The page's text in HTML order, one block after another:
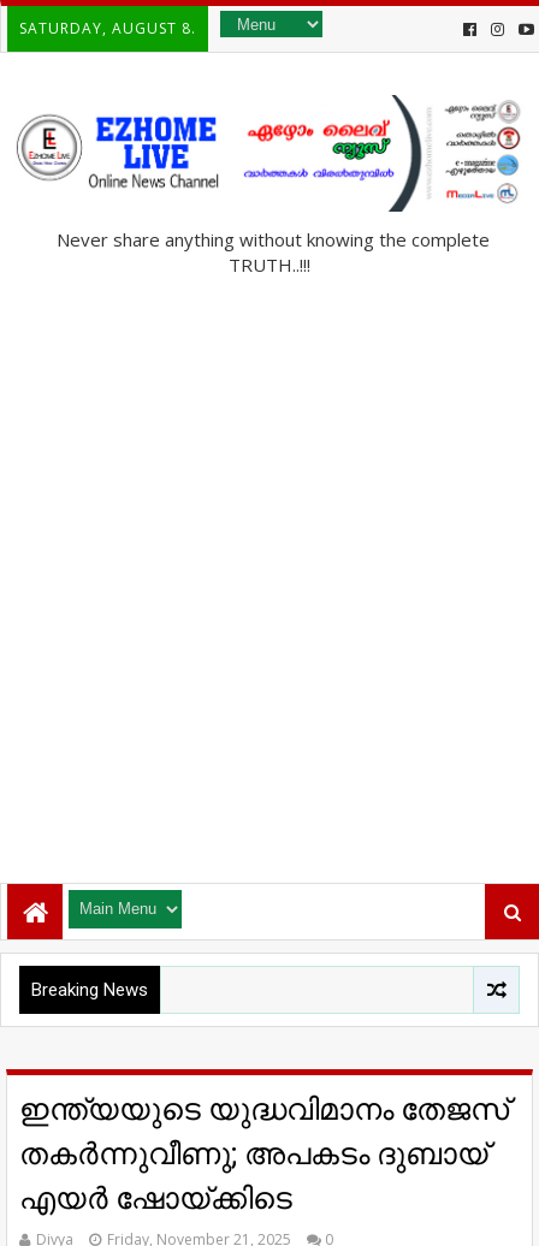
SATURDAY, AUGUST 8.
Never share anything without knowing the complete
TRUTH..!!!
Breaking News
ഇന്ത്യയുടെ യുദ്ധവിമാനം തേജസ്
തകര്‍ന്നുവീണു; അപകടം ദുബായ്
എയര്‍ ഷോയ്ക്കിടെ
Divya Friday, November 21, 2025 0